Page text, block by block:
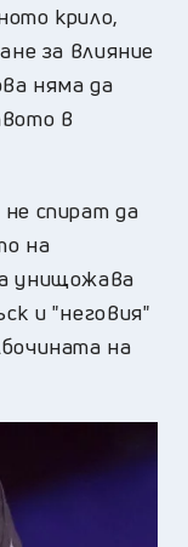
крило,
за влияние
няма да
в
спират да
на
унищожава
и "неговия"
на